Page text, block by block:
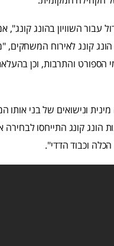
השוויון בהונג קונג",
קונג לאירוח המשחקים,
והתרבות, וכן
ונישואים של בני אותו
קונג התייחסו לבחירה
וכבוד הדדי".